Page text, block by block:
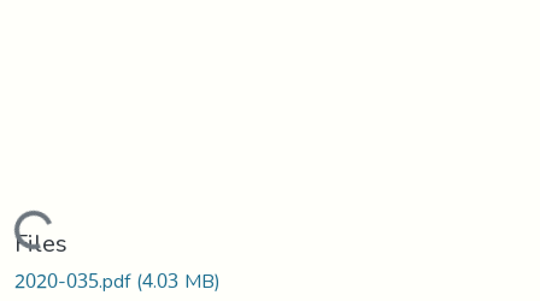
Loading...
Files
2020-035.pdf(4.03 MB)